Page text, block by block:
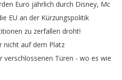
Euro jährlich durch Disney, Mc
EU an der Kürzungspolitik
zu zerfallen droht!
nicht auf dem Platz
verschlossenen Türen - wo es wie